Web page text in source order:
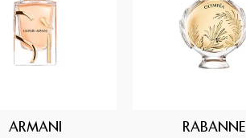
ARMANI RABANNE